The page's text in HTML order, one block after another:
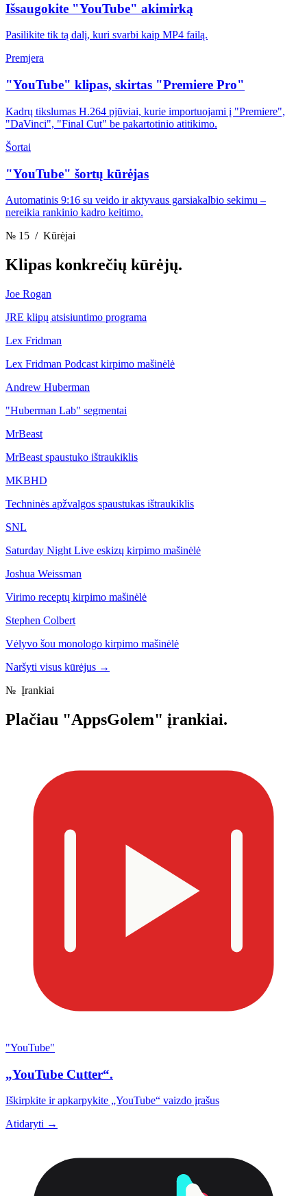
Išsaugokite "YouTube" akimirką
Pasilikite tik tą dalį, kuri svarbi kaip MP4 failą.
Premjera
"YouTube" klipas, skirtas "Premiere Pro"
Kadrų tikslumas H.264 pjūviai, kurie importuojami į "Premiere",
"DaVinci", "Final Cut" be pakartotinio atitikimo.
Šortai
"YouTube" šortų kūrėjas
Automatinis 9:16 su veido ir aktyvaus garsiakalbio sekimu –
nereikia rankinio kadro keitimo.
№ 15 / Kūrėjai
Klipas konkrečių kūrėjų.
Joe Rogan
JRE klipų atsisiuntimo programa
Lex Fridman
Lex Fridman Podcast kirpimo mašinėlė
Andrew Huberman
"Huberman Lab" segmentai
MrBeast
MrBeast spaustuko ištraukiklis
MKBHD
Techninės apžvalgos spaustukas ištraukiklis
SNL
Saturday Night Live eskizų kirpimo mašinėlė
Joshua Weissman
Virimo receptų kirpimo mašinėlė
Stephen Colbert
Vėlyvo šou monologo kirpimo mašinėlė
Naršyti visus kūrėjus →
№ Įrankiai
Plačiau "AppsGolem" įrankiai.
"YouTube"
„YouTube Cutter“.
Iškirpkite ir apkarpykite „YouTube“ vaizdo įrašus
Atidaryti →